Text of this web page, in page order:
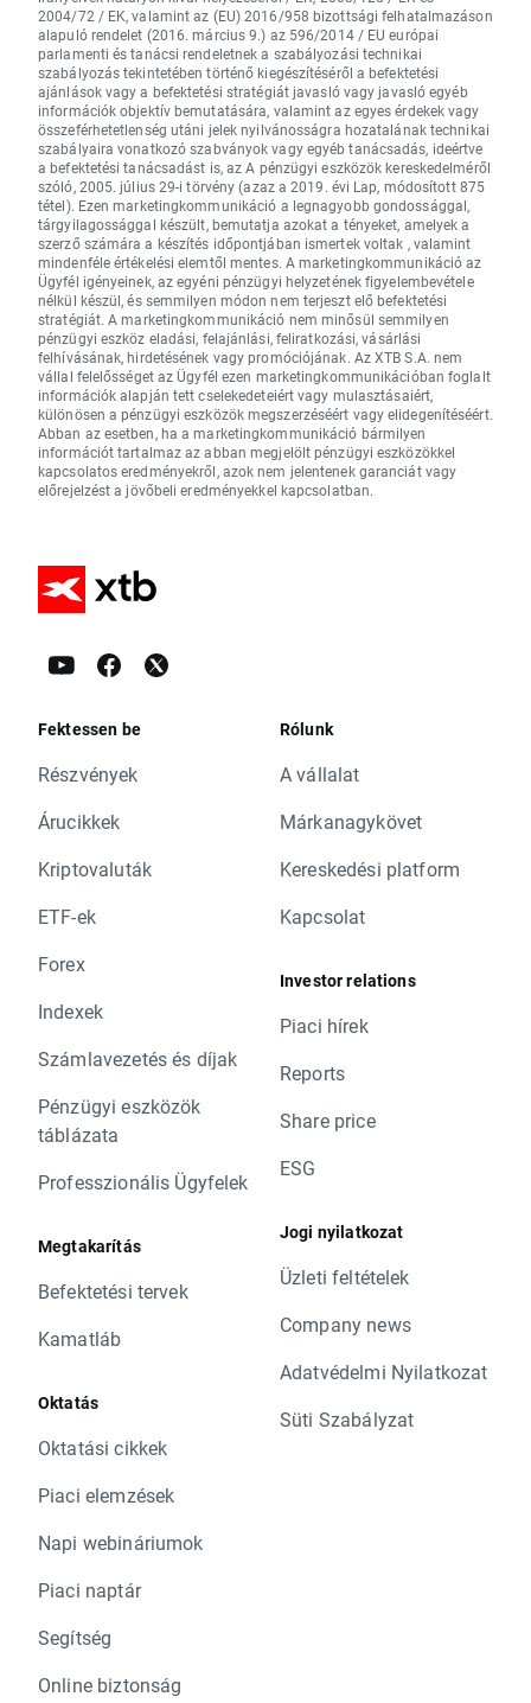
2004/72 / EK, valamint az (EU) 2016/958 bizottsági felhatalmazáson
alapuló rendelet (2016. március 9.) az 596/2014 / EU európai
parlamenti és tanácsi rendeletnek a szabályozási technikai
szabályozás tekintetében történő kiegészítéséről a befektetési
ajánlások vagy a befektetési stratégiát javasló vagy javasló egyéb
információk objektív bemutatására, valamint az egyes érdekek vagy
összeférhetetlenség utáni jelek nyilvánosságra hozatalának technikai
szabályaira vonatkozó szabványok vagy egyéb tanácsadás, ideértve
a befektetési tanácsadást is, az A pénzügyi eszközök kereskedelméről
szóló, 2005. július 29-i törvény (azaz a 2019. évi Lap, módosított 875
tétel). Ezen marketingkommunikáció a legnagyobb gondossággal,
tárgyilagossággal készült, bemutatja azokat a tényeket, amelyek a
szerző számára a készítés időpontjában ismertek voltak , valamint
mindenféle értékelési elemtől mentes. A marketingkommunikáció az
Ügyfél igényeinek, az egyéni pénzügyi helyzetének figyelembevétele
nélkül készül, és semmilyen módon nem terjeszt elő befektetési
stratégiát. A marketingkommunikáció nem minősül semmilyen
pénzügyi eszköz eladási, felajánlási, feliratkozási, vásárlási
felhívásának, hirdetésének vagy promóciójának. Az XTB S.A. nem
vállal felelősséget az Ügyfél ezen marketingkommunikációban foglalt
információk alapján tett cselekedeteiért vagy mulasztásaiért,
különösen a pénzügyi eszközök megszerzéséért vagy elidegenítéséért.
Abban az esetben, ha a marketingkommunikáció bármilyen
információt tartalmaz az abban megjelölt pénzügyi eszközökkel
kapcsolatos eredményekről, azok nem jelentenek garanciát vagy
előrejelzést a jövőbeli eredményekkel kapcsolatban.
Fektessen be
Részvények
Árucikkek
Kriptovaluták
ETF-ek
Forex
Indexek
Számlavezetés és díjak
Pénzügyi eszközök
táblázata
Professzionális Ügyfelek
Megtakarítás
Befektetési tervek
Kamatláb
Oktatás
Oktatási cikkek
Piaci elemzések
Napi webináriumok
Piaci naptár
Segítség
Online biztonság
Rólunk
A vállalat
Márkanagykövet
Kereskedési platform
Kapcsolat
Investor relations
Piaci hírek
Reports
Share price
ESG
Jogi nyilatkozat
Üzleti feltételek
Company news
Adatvédelmi Nyilatkozat
Süti Szabályzat